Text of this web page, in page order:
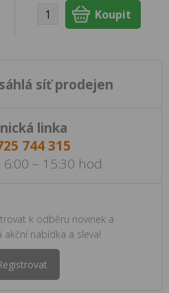
síť prodejen
linka
744 315
– 15:30 hod
k odběru novinek a
akční nabídka a sleva!